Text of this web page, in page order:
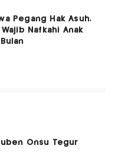
Pegang Hak Asuh,
Wajib Nafkahi Anak
Onsu Tegur